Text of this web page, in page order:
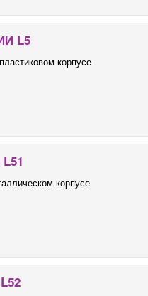
L5
корпусе
корпусе